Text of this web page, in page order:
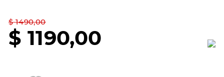
$ 1490,00
$ 1190,00